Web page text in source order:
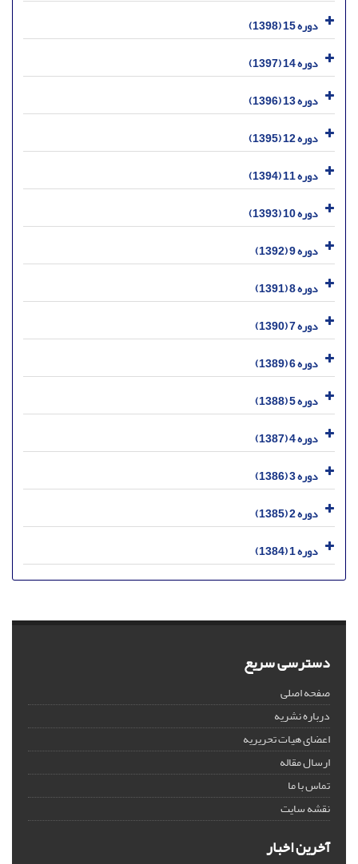
دوره 15 (1398)
دوره 14 (1397)
دوره 13 (1396)
دوره 12 (1395)
دوره 11 (1394)
دوره 10 (1393)
دوره 9 (1392)
دوره 8 (1391)
دوره 7 (1390)
دوره 6 (1389)
دوره 5 (1388)
دوره 4 (1387)
دوره 3 (1386)
دوره 2 (1385)
دوره 1 (1384)
دسترسی سریع
صفحه اصلی
درباره نشریه
اعضای هیات تحریریه
ارسال مقاله
تماس با ما
نقشه سایت
آخرین اخبار